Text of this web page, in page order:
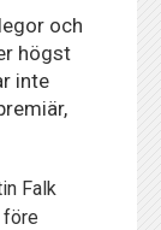
och
högst
inte
Falk
före